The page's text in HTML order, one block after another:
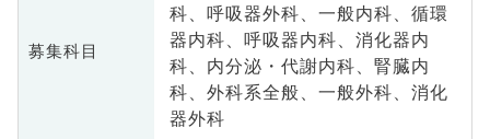
募集科目
科、呼吸器外科、一般内科、循環
器内科、呼吸器内科、消化器内
科、内分泌・代謝内科、腎臓内
科、外科系全般、一般外科、消化
器外科